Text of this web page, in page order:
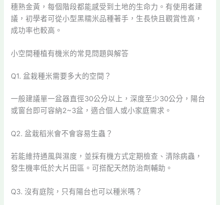
穗熟金黃，每個階段都能感受到土地的生命力。有使用者建
議，初學者可從小型黑糯米品種著手，生長快且觀賞性高，
成功率也較高。
小空間種植有機米的常見問題與解答
Q1. 盆栽種米需要多大的空間？
一般建議單一盆器直徑30公分以上，深度至少30公分，陽台
或窗台即可容納2~3盆，適合個人或小家庭需求。
Q2. 盆栽稻米會不會容易生蟲？
若能維持通風與濕度，並採有機方式定期檢查、清除病蟲，
發生機率低於大片田區。可搭配天然防治劑輔助。
Q3. 沒有庭院，只有陽台也可以種米嗎？